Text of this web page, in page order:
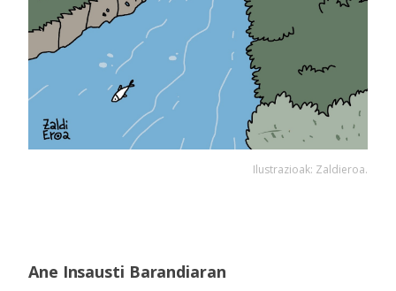
Ilustrazioak: Zaldieroa.
Ane Insausti Barandiaran